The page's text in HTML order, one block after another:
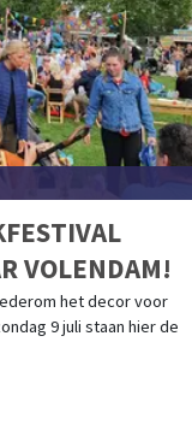
VOLENDAM!
het decor voor
9 juli staan hier de